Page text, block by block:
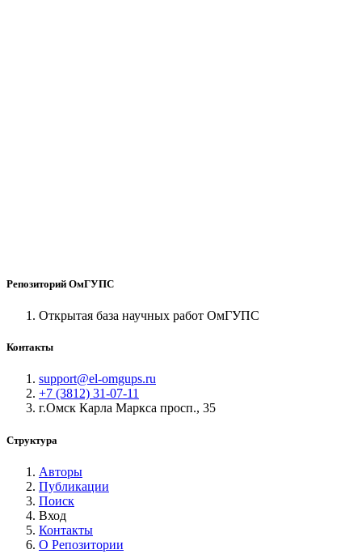
Репозиторий ОмГУПС
Открытая база научных работ ОмГУПС
Контакты
support@el-omgups.ru
+7 (3812) 31-07-11
г.Омск Карла Маркса просп., 35
Структура
Авторы
Публикации
Поиск
Вход
Контакты
О Репозитории